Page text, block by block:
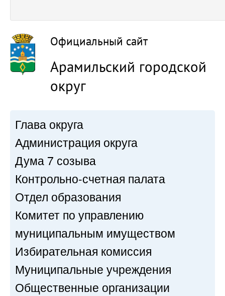
Официальный сайт
Арамильский городской
округ
Глава округа
Администрация округа
Дума 7 созыва
Контрольно-счетная палата
Отдел образования
Комитет по управлению
муниципальным имуществом
Избирательная комиссия
Муниципальные учреждения
Общественные организации